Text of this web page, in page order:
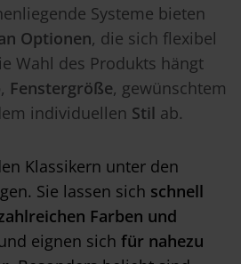
Systeme bieten
Optionen, die sich flexibel
Wahl des Produkts hängt
, Fenstergröße, gewünschtem
individuellen Stil ab.
Klassikern unter den
Sie lassen sich schnell
Farben und
eignen sich für nahezu